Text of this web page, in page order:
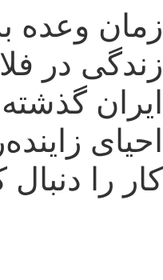
زمان وعده
زندگی در
ایران
احیای
کار را دنبال